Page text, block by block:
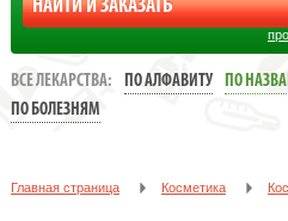
ВСЕ ЛЕКАРСТВА: ПО АЛФАВИТУ ПО
ПО БОЛЕЗНЯМ
Главная страница Косметика